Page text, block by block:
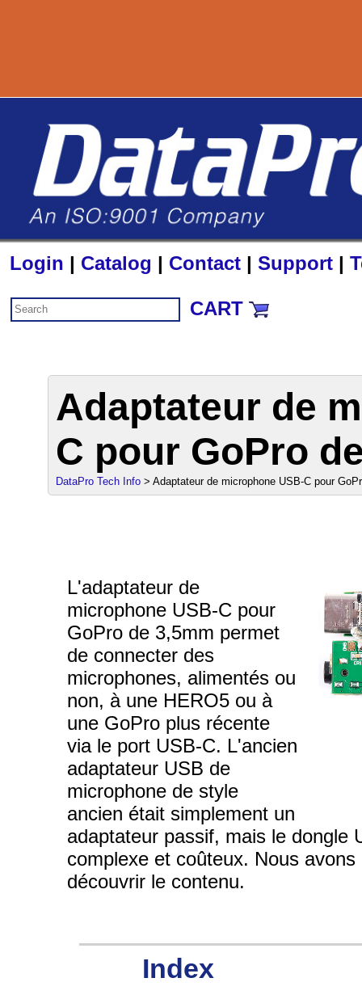
800-727-8890
Login | Catalog | Contact | Support |
CART
Adaptateur de
C pour GoPro
DataPro Tech Info > Adaptateur de microphone USB-C pour
L'adaptateur de
microphone USB-C pour
GoPro de 3,5mm permet
de connecter des
microphones, alimentés ou
non, à une HERO5 ou à
une GoPro plus récente
via le port USB-C. L'ancien
adaptateur USB de
microphone de style
ancien était simplement un
adaptateur passif, mais le dongle
complexe et coûteux. Nous
découvrir le contenu.
Index